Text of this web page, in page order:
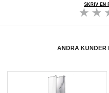
SKRIV EN
ANDRA KUNDER